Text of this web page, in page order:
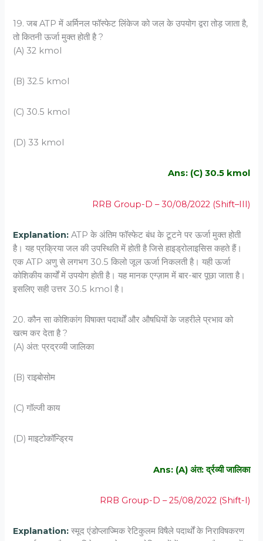
19. जब ATP में अर्मिनल फॉस्‍फेट लिंकेज को जल के उपयोग द्वरा तोड़ जाता है,
तो कितनी ऊर्जा मुक्‍त होती है ?
(A) 32 kmol
(B) 32.5 kmol
(C) 30.5 kmol
(D) 33 kmol
Ans: (C) 30.5 kmol
RRB Group-D – 30/08/2022 (Shift–III)
Explanation: ATP के अंतिम फॉस्फेट बंध के टूटने पर ऊर्जा मुक्त होती
है। यह प्रक्रिया जल की उपस्थिति में होती है जिसे हाइड्रोलाइसिस कहते हैं।
एक ATP अणु से लगभग 30.5 किलो जूल ऊर्जा निकलती है। यही ऊर्जा
कोशिकीय कार्यों में उपयोग होती है। यह मानक एग्ज़ाम में बार-बार पूछा जाता है।
इसलिए सही उत्तर 30.5 kmol है।
20. कौन सा कोशिकांग विषाक्‍त पदार्थों और औषधियों के जहरीले प्रभाव को
खत्‍म कर देता है ?
(A) अंत: प्रद्रव्‍यी जालिका
(B) राइबोसोम
(C) गॉल्‍जी काय
(D) माइटोकॉन्ड्रिय
Ans: (A) अंत: र्द्रव्‍यी जालिका
RRB Group-D – 25/08/2022 (Shift-I)
Explanation: स्मूद एंडोप्लाज्मिक रेटिकुलम विषैले पदार्थों के निराविषकरण